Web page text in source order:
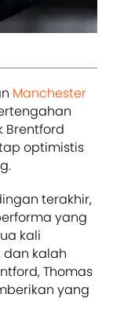
Manchester
Brentford
optimistis
terakhir,
yang
kali
dan kalah
Thomas
yang